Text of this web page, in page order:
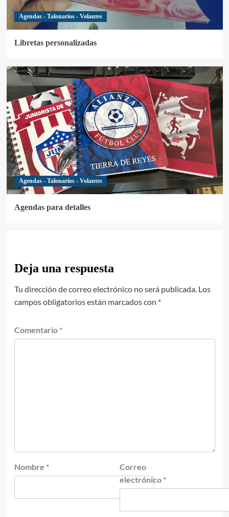
Agendas - Talonarios - Volantes
Libretas personalizadas
Agendas - Talonarios - Volantes
Agendas para detalles
Deja una respuesta
Tu dirección de correo electrónico no será publicada. Los
campos obligatorios están marcados con *
Comentario *
Nombre *
Correo
electrónico *